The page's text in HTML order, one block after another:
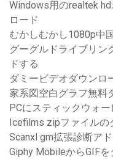
Windows用のrealtek
ロード
むかしむかし1080p中
グーグルドライブリン
ドする
ダミービデオダウンロ
家系図空白グラフ無料
PCにスティックウォ
Icefilms zipファイルの
Scanxl gm拡張診断ア
Giphy MobileからGIF